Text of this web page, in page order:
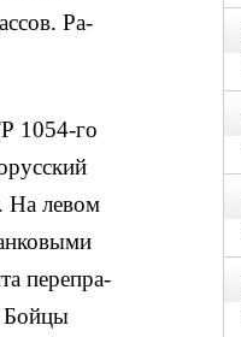
Ра­
1054-го
На левом
перепра­
Бойцы